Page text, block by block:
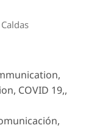
COVID 19,,